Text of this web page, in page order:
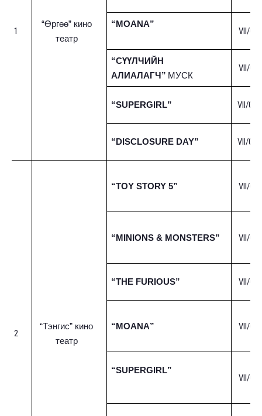
1
“Өргөө” кино
театр
“MOANA”
VII/01-
“СҮҮЛЧИЙН
АЛИАЛАГЧ” МУСК
VII/01-
“SUPERGIRL” VII/01-
“DISCLOSURE DAY” VII/01-
2
“Тэнгис” кино
театр
“TOY STORY 5” VII/01-
“MINIONS & MONSTERS” VII/01-
“THE FURIOUS” VII/01-
“MOANA” VII/01-
“SUPERGIRL”
VII/01-